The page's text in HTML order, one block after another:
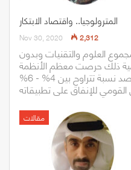
المترولوجيا.. واقتصاد الابتكار
Nov 30, 2020 2,312
العلوم والتقنيات وبدون
ذلك حرصت معظم الأنظمة
الصناعية الكبرى في العالم على رصد نسبة تتراوح بين 4% - 6%
مقالات